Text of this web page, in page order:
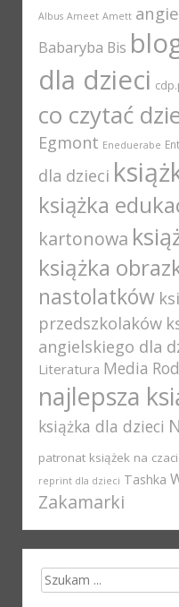
Albus Ameet Amett
Babaryba Bis
dla dzieci
co czytać
Egmont Eneduerabe
dla dzieci
książka
kartonowa
książka
nastolatków
przedszkolaków
angielskiego dla
Literatura Media
najlepsza
książka dla dzieci
patronat książek na
reprint dla dzieci Tashka
Zakamarki
Search for: